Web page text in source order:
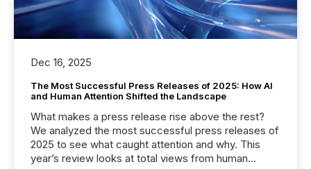
Dec 16, 2025
The Most Successful Press Releases of 2025: How AI
and Human Attention Shifted the Landscape
What makes a press release rise above the rest?
We analyzed the most successful press releases of
2025 to see what caught attention and why. This
year’s review looks at total views from human